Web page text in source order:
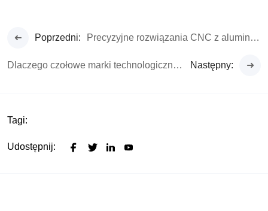
Poprzedni: Precyzyjne rozwiązania CNC z aluminium dla pojazdów elektrycznych o wysokiej wydajności
Dlaczego czołowe marki technologiczne wybierają Rejin CNC do produkcji wysokiej jakości koncentratorów do iPadów Następny:
Tagi:
Udostępnij: